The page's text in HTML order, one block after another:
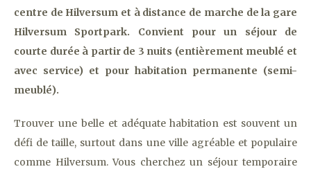
centre de Hilversum et à distance de marche de la gare
Hilversum Sportpark. Convient pour un séjour de
courte durée à partir de 3 nuits (entièrement meublé et
avec service) et pour habitation permanente (semi-
meublé).
Trouver une belle et adéquate habitation est souvent un
défi de taille, surtout dans une ville agréable et populaire
comme Hilversum. Vous cherchez un séjour temporaire